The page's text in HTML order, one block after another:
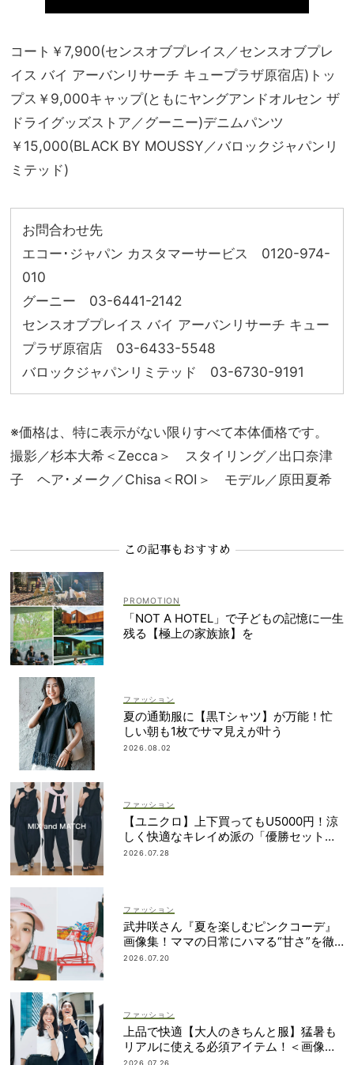
コート￥7,900(センスオブプレイス／センスオブプレ
イス バイ アーバンリサーチ キュープラザ原宿店)トッ
プス￥9,000キャップ(ともにヤングアンドオルセン ザ
ドライグッズストア／グーニー)デニムパンツ
￥15,000(BLACK BY MOUSSY／バロックジャパンリ
ミテッド)
お問合わせ先
エコー･ジャパン カスタマーサービス 0120-974-
010
グーニー 03-6441-2142
センスオブプレイス バイ アーバンリサーチ キュー
プラザ原宿店 03-6433-5548
バロックジャパンリミテッド 03-6730-9191
※価格は、特に表示がない限りすべて本体価格です。
撮影／杉本大希＜Zecca＞ スタイリング／出口奈津
子 ヘア･メーク／Chisa＜ROI＞ モデル／原田夏希
この記事もおすすめ
「NOT A HOTEL」で子どもの記憶に一生
残る【極上の家族旅】を
ファッション
夏の通勤服に【黒Tシャツ】が万能！忙
しい朝も1枚でサマ見えが叶う
2026.08.02
ファッション
【ユニクロ】上下買ってもU5000円！涼
しく快適なキレイめ派の「優勝セット」
は着回し力も
2026.07.28
ファッション
武井咲さん『夏を楽しむピンクコーデ』
画像集！ママの日常にハマる“甘さ”を徹
底ガイド
2026.07.20
ファッション
上品で快適【大人のきちんと服】猛暑も
リアルに使える必須アイテム！＜画像集
＞
2026.07.26